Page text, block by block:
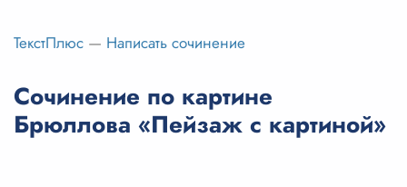
Цены
Вход
Вход с Telegram
ТекстПлюс — Написать сочинение
Сочинение по картине
Брюллова «Пейзаж с картиной»